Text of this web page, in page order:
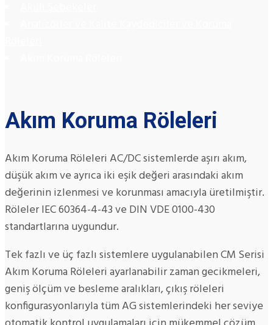
Akım Koruma Röleleri
Akım Koruma Röleleri AC/DC sistemlerde aşırı akım,
düşük akım ve ayrıca iki eşik değeri arasındaki akım
değerinin izlenmesi ve korunması amacıyla üretilmiştir.
Röleler IEC 60364-4-43 ve DIN VDE 0100-430
standartlarına uygundur.
Tek fazlı ve üç fazlı sistemlere uygulanabilen CM Serisi
Akım Koruma Röleleri ayarlanabilir zaman gecikmeleri,
geniş ölçüm ve besleme aralıkları, çıkış röleleri
konfigurasyonlarıyla tüm AG sistemlerindeki her seviye